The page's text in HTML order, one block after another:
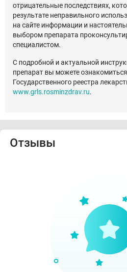
отрицательные последствиях,
результате неправильного
на сайте информации и
выбором препарата
специалистом.
С подробной и актуальной
препарат вы можете
Государственного реестра
www.grls.rosminzdrav.ru.
Отзывы